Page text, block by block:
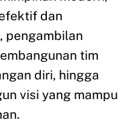
dan
pengambilan
tim
diri, hingga
visi yang mampu